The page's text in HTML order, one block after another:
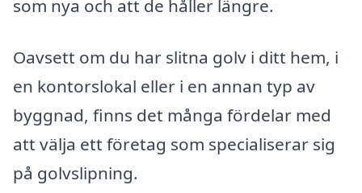
som nya och att de håller längre.
Oavsett om du har slitna golv i ditt hem, i
en kontorslokal eller i en annan typ av
byggnad, finns det många fördelar med
att välja ett företag som specialiserar sig
på golvslipning.